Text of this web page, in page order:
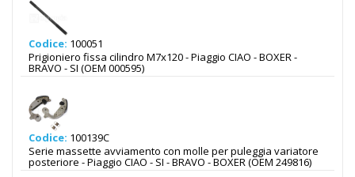
Codice: 100051
Prigioniero fissa cilindro M7x120 - Piaggio CIAO - BOXER -
BRAVO - SI (OEM 000595)
Codice: 100139C
Serie massette avviamento con molle per puleggia variatore
posteriore - Piaggio CIAO - SI - BRAVO - BOXER (OEM 249816)